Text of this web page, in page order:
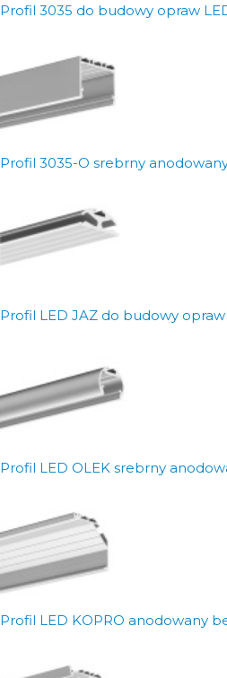
Profil 3035 do budowy opraw
Profil 3035-O srebrny
Profil LED JAZ do budowy
Profil LED OLEK srebrny
Profil LED KOPRO anodowany